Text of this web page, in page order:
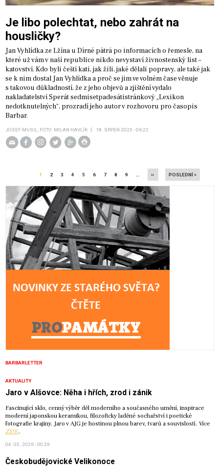
Je libo polechtat, nebo zahrát na
housličky?
Jan Vyhlídka ze Lžína u Dírné pátrá po informacích o řemesle, na
které už vám v naší republice nikdo nevystaví živnostenský list –
katovství. Kdo byli čeští kati, jak žili, jaké dělali popravy, ale také jak
se k nim dostal Jan Vyhlídka a proč se jim ve volném čase věnuje
s takovou důkladností, že z jeho objevů a zjištění vydalo
nakladatelství Sperát sedmisetpadesátistránkový „Lexikon
nedotknutelných“, prozradí jeho autor v rozhovoru pro časopis
Barbar.
JOSEF MUSIL, FOTO: MILAN HAVLÍK 18. SRPEN 2025 - 06:22
PaginationAKTUÁLNÍ
STRÁNKA
1 PAGE
2 PAGE
3 PAGE
4 PAGE
5 PAGE
6 PAGE
7 PAGE
8 PAGE
9
NÁSLEDUJÍCÍ
STRÁNKA
››
LAST
PAGE
POSLEDNÍ »
BARBARLETTER
AKTUALITY
Jaro v Alšovce: Něha i hřích, zrod i zánik
Fascinující sklo, cenný výběr děl moderního a současného umění, inspirace
moderní japonskou keramikou, filozoficky laděné sochařství i poetické
fotografie krajiny. Jaro v AJG je hostinou plnou barev, tvarů a souvislostí. Více
ZDE.
04. 05. 2026 - 00:29
Českobudějovické Velikonoce